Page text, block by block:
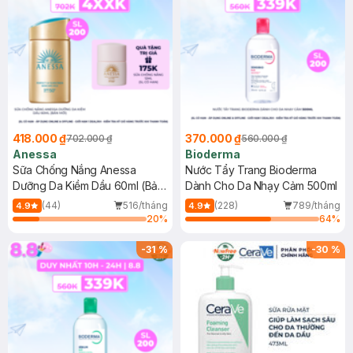
418.000 ₫702.000 ₫
Anessa
Sữa Chống Nắng Anessa
Dưỡng Da Kiềm Dầu 60ml (Bản
Mới)
4.9 (44)
516/tháng
20%
370.000 ₫560.000 ₫
Bioderma
Nước Tẩy Trang Bioderma
Dành Cho Da Nhạy Cảm 500ml
4.9 (228)
789/tháng
64%
-31% -30 %